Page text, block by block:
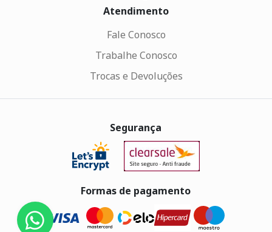
Atendimento
Fale Conosco
Trabalhe Conosco
Trocas e Devoluções
Segurança
Formas de pagamento